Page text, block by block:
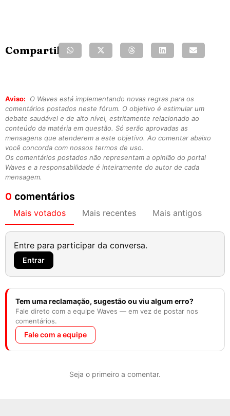
Compartilhe:
Aviso:
O Waves está implementando novas regras para os
comentários postados neste fórum. O objetivo é estimular um
debate saudável e de alto nível, estritamente relacionado ao
conteúdo da matéria em questão. Só serão aprovadas as
mensagens que atenderem a este objetivo. Ao comentar abaixo
você concorda com nossos termos de uso.
Os comentários postados não representam a opinião do portal
Waves e a responsabilidade é inteiramente do autor de cada
mensagem.
0 comentários
Mais votados Mais recentes Mais antigos
Entre para participar da conversa.
Entrar
Tem uma reclamação, sugestão ou viu algum erro?
Fale direto com a equipe Waves — em vez de postar nos
comentários.
Fale com a equipe
Seja o primeiro a comentar.